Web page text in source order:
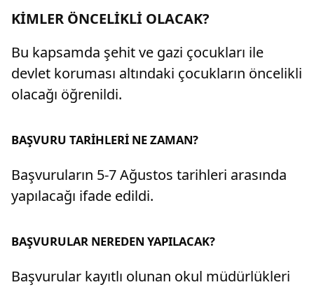
KİMLER ÖNCELİKLİ OLACAK?
Bu kapsamda şehit ve gazi çocukları ile
devlet koruması altındaki çocukların öncelikli
olacağı öğrenildi.
BAŞVURU TARİHLERİ NE ZAMAN?
Başvuruların 5-7 Ağustos tarihleri arasında
yapılacağı ifade edildi.
BAŞVURULAR NEREDEN YAPILACAK?
Başvurular kayıtlı olunan okul müdürlükleri